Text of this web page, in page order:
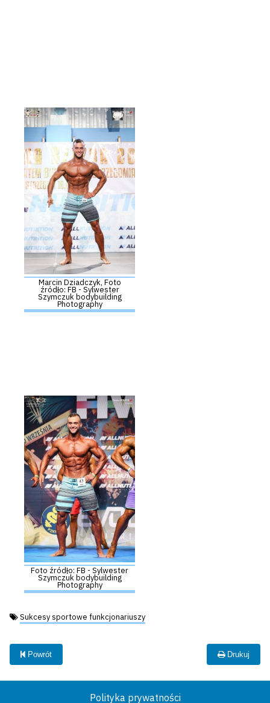
Marcin Dziadczyk, Foto
źródło: FB - Sylwester
Szymczuk bodybuilding
Photography
Foto źródło: FB - Sylwester
Szymczuk bodybuilding
Photography
Tagi:
Sukcesy sportowe funkcjonariuszy
Powrót Drukuj
Polityka prywatności